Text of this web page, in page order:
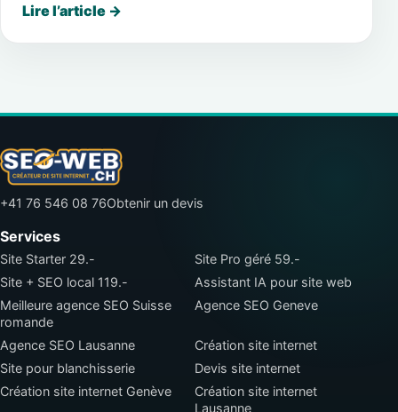
Lire l’article →
+41 76 546 08 76Obtenir un devis
Services
Site Starter 29.-
Site Pro géré 59.-
Site + SEO local 119.-
Assistant IA pour site web
Meilleure agence SEO Suisse
romande
Agence SEO Geneve
Agence SEO Lausanne
Création site internet
Site pour blanchisserie
Devis site internet
Création site internet Genève
Création site internet
Lausanne